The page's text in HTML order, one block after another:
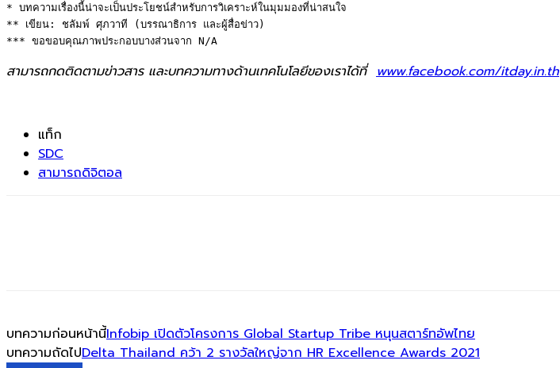
* บทความเรื่องนี้น่าจะเป็นประโยชน์สำหรับการวิเคราะห์ในมุมมองที่น่าสนใจ
** เขียน: ชลัมพ์ ศุภวาที (บรรณาธิการ และผู้สื่อข่าว)
*** ขอขอบคุณภาพประกอบบางส่วนจาก N/A
สามารถกดติดตามข่าวสาร และบทความทางด้านเทคโนโลยีของเราได้ที่ www.facebook.com/itday.in.th
แท็ก
SDC
สามารถดิจิตอล
บทความก่อนหน้านี้Infobip เปิดตัวโครงการ Global Startup Tribe หนุนสตาร์ทอัพไทย
บทความถัดไปDelta Thailand คว้า 2 รางวัลใหญ่จาก HR Excellence Awards 2021